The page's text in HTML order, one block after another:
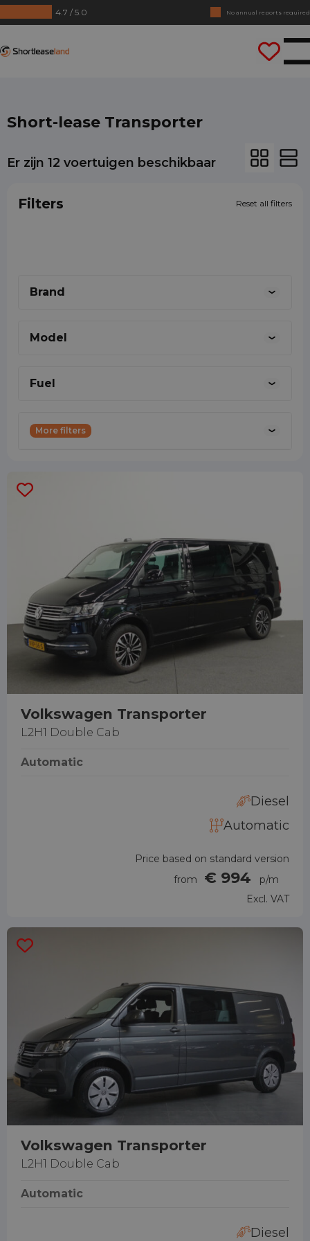
4.7 / 5.0
No annual reports required
Drive straight away
Short-lease Transporter
Er zijn 12 voertuigen beschikbaar
Bianca
Jelle
Lois
Filters Reset all filters
Brand
Model
Fuel
More filters
Volkswagen Transporter
L2H1 Double Cab
Automatic
Diesel
Automatic
Price based on standard version
from
€ 994
p/m
Excl. VAT
Volkswagen Transporter
L2H1 Double Cab
Automatic
Diesel